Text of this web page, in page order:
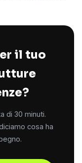
il tuo
di 30 minuti.
cosa ha